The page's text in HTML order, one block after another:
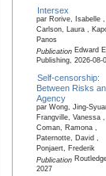
Intersex
par Rorive, Isabelle ,
Carlson, Laura ,
Panos
PublicationEdward
Publishing, 2026-08-
Self-censorship:
Between Risks
Agency
par Wong, Jing-
Frangville, Vanessa ,
Coman, Ramona ,
Paternotte, David ,
Ponjaert, Frederik
Publication
2027